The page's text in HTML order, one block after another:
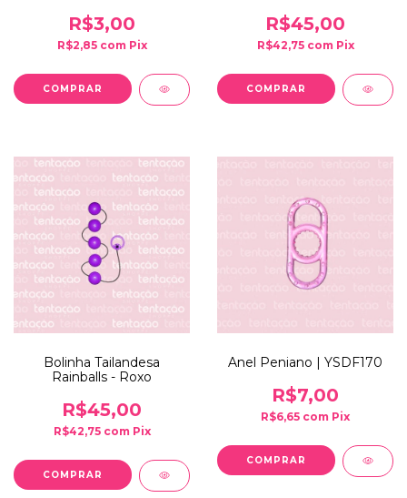
R$3,00
R$2,85 com Pix
R$45,00
R$42,75 com Pix
Bolinha Tailandesa
Rainballs - Roxo
R$45,00
R$42,75 com Pix
Anel Peniano | YSDF170
R$7,00
R$6,65 com Pix